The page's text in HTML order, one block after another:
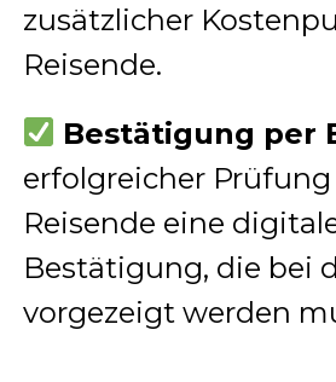
zusätzlicher
Reisende.
Bestätigung per
erfolgreicher
Reisende eine
Bestätigung, die bei
vorgezeigt werden